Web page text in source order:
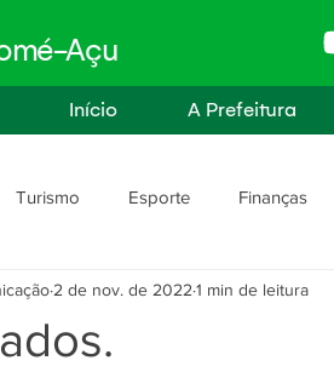
Açu
Início A Prefeitura
Turismo Esporte Finanças
Assistência Social e Trabalho
2 de nov. de 2022 1 min de leitura